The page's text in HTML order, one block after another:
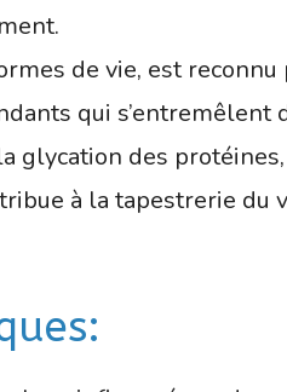
de vie, est
qui s’entremêlent
glycation des
à la tapestrerie